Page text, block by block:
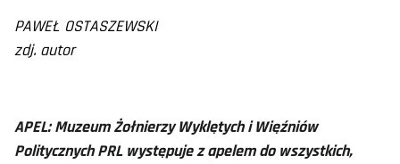
PAWEŁ OSTASZEWSKI
zdj. autor
APEL: Muzeum Żołnierzy Wyklętych i Więźniów
Politycznych PRL występuje z apelem do wszystkich,